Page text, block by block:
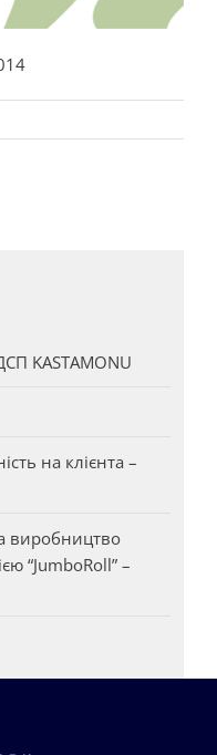
KASTAMONU
на клієнта –
виробництво
“JumboRoll” –